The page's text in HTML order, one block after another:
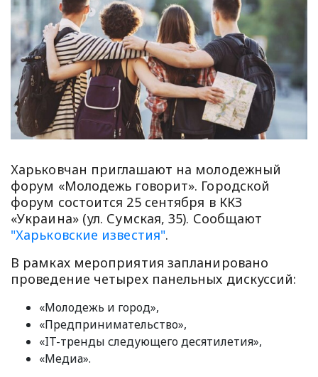
Харьковчан приглашают на молодежный
форум «Молодежь говорит». Городской
форум состоится 25 сентября в ККЗ
«Украина» (ул. Сумская, 35). Сообщают
"Харьковские известия".
В рамках мероприятия запланировано
проведение четырех панельных дискуссий:
«Молодежь и город»,
«Предпринимательство»,
«IT-тренды следующего десятилетия»,
«Медиа».